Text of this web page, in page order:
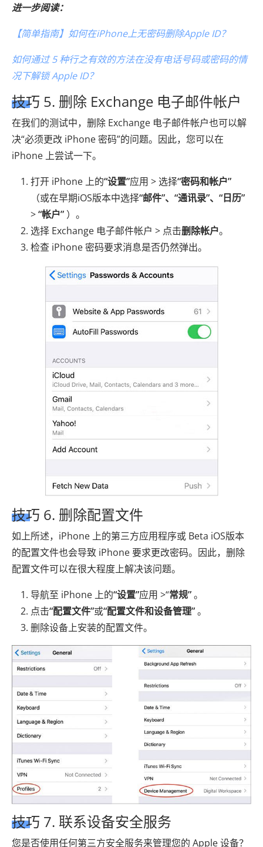
进一步阅读：
【简单指南】如何在iPhone上无密码删除Apple ID？
如何通过 5 种行之有效的方法在没有电话号码或密码的情
况下解锁 Apple ID？
技巧 5. 删除 Exchange 电子邮件帐户
在我们的测试中，删除 Exchange 电子邮件帐户也可以解
决“必须更改 iPhone 密码”的问题。因此，您可以在
iPhone 上尝试一下。
打开 iPhone 上的“设置”应用 > 选择“密码和帐户”
（或在早期iOS版本中选择“邮件”、“通讯录”、“日历”
>“帐户” ）。
选择 Exchange 电子邮件帐户 > 点击删除帐户。
检查 iPhone 密码要求消息是否仍然弹出。
技巧 6. 删除配置文件
如上所述，iPhone 上的第三方应用程序或 Beta iOS版本
的配置文件也会导致 iPhone 要求更改密码。因此，删除
配置文件可以在很大程度上解决该问题。
导航至 iPhone 上的“设置”应用 >“常规”。
点击“配置文件”或“配置文件和设备管理”。
删除设备上安装的配置文件。
技巧 7. 联系设备安全服务
您是否使用任何第三方安全服务来管理您的 Apple 设备？